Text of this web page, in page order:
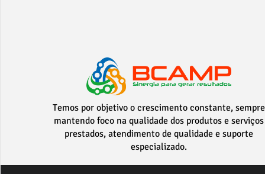
Temos por objetivo o crescimento constante, sempre
mantendo foco na qualidade dos produtos e serviços
prestados, atendimento de qualidade e suporte
especializado.